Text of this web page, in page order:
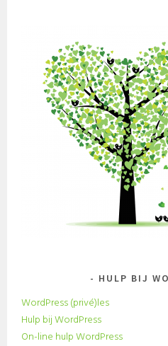
HULP BIJ
WordPress (privé)les
Hulp bij WordPress
On-line hulp WordPress